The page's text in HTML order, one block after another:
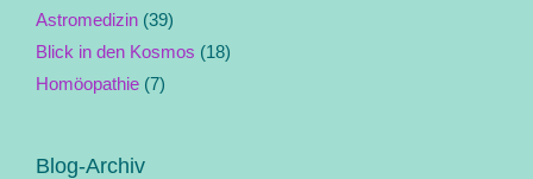
Astromedizin (39)
Blick in den Kosmos (18)
Homöopathie (7)
Blog-Archiv